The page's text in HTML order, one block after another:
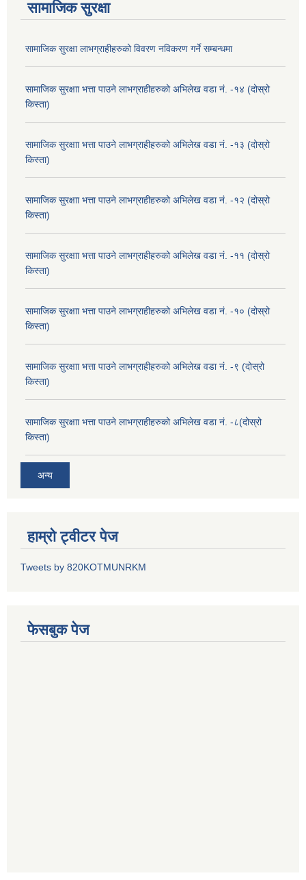
सामाजिक सुरक्षा
सामाजिक सुरक्षा लाभग्राहीहरुको विवरण नविकरण गर्ने सम्बन्धमा
सामाजिक सुरक्षाा भत्ता पाउने लाभग्राहीहरुको अभिलेख वडा नं. -१४ (दोस्रो
किस्ता)
सामाजिक सुरक्षाा भत्ता पाउने लाभग्राहीहरुको अभिलेख वडा नं. -१३ (दोस्रो
किस्ता)
सामाजिक सुरक्षाा भत्ता पाउने लाभग्राहीहरुको अभिलेख वडा नं. -१२ (दोस्रो
किस्ता)
सामाजिक सुरक्षाा भत्ता पाउने लाभग्राहीहरुको अभिलेख वडा नं. -११ (दोस्रो
किस्ता)
सामाजिक सुरक्षाा भत्ता पाउने लाभग्राहीहरुको अभिलेख वडा नं. -१० (दोस्रो
किस्ता)
सामाजिक सुरक्षाा भत्ता पाउने लाभग्राहीहरुको अभिलेख वडा नं. -९ (दोस्रो
किस्ता)
सामाजिक सुरक्षाा भत्ता पाउने लाभग्राहीहरुको अभिलेख वडा नं. -८(दोस्रो
किस्ता)
अन्य
हाम्रो ट्वीटर पेज
Tweets by 820KOTMUNRKM
फेसबुक पेज